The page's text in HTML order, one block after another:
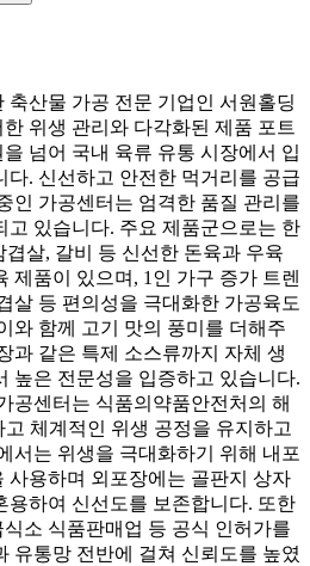
축산물 가공 전문 기업인 서원홀딩
위생 관리와 다각화된 제품 포트
넘어 국내 육류 유통 시장에서 입
다. 신선하고 안전한 먹거리를 공급
인 가공센터는 엄격한 품질 관리를
고 있습니다. 주요 제품군으로는 한
살, 갈비 등 신선한 돈육과 우육
제품이 있으며, 1인 가구 증가 트렌
살 등 편의성을 극대화한 가공육도
와 함께 고기 맛의 풍미를 더해주
과 같은 특제 소스류까지 자체 생
높은 전문성을 입증하고 있습니다.
공센터는 식품의약품안전처의 해
체계적인 위생 공정을 유지하고
서는 위생을 극대화하기 위해 내포
사용하며 외포장에는 골판지 상자
용하여 신선도를 보존합니다. 또한
소 식품판매업 등 공식 인허가를
유통망 전반에 걸쳐 신뢰도를 높였